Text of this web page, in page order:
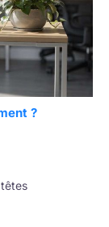
?